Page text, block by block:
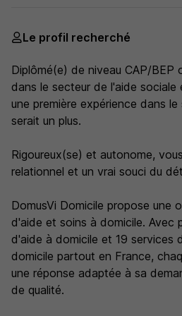
Le profil recherché
Diplômé(e) de niveau CAP/BEP
dans le secteur de l'aide sociale
une première expérience dans
serait un plus.
Rigoureux(se) et autonome,
relationnel et un vrai souci du
DomusVi Domicile propose une
d'aide et soins à domicile. Avec
d'aide à domicile et 19 services
domicile partout en France,
une réponse adaptée à sa
de qualité.